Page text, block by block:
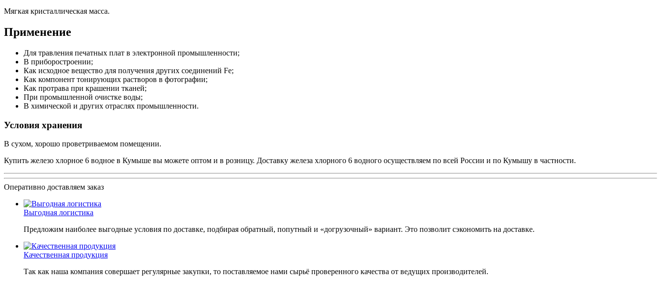
Мягкая кристаллическая масса.
Применение
Для травления печатных плат в электронной промышленности;
В приборостроении;
Как исходное вещество для получения других соединений Fe;
Как компонент тонирующих растворов в фотографии;
Как протрава при крашении тканей;
При промышленной очистке воды;
В химической и других отраслях промышленноcти.
Условия хранения
В сухом, хорошо проветриваемом помещении.
Купить железо хлорное 6 водное в Кумыше вы можете оптом и в розницу. Доставку железа хлорного 6 водного осуществляем по всей России и по Кумышу в частности.
Оперативно доставляем заказ
Выгодная логистика
Предложим наиболее выгодные условия по доставке, подбирая обратный, попутный и «догрузочный» вариант. Это позволит сэкономить на доставке.
Качественная продукция
Так как наша компания совершает регулярные закупки, то поставляемое нами сырьё проверенного качества от ведущих производителей.